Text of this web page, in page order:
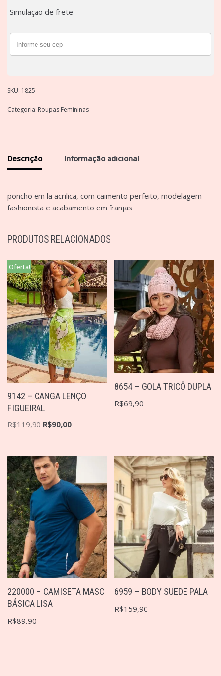
Simulação de frete
SKU: 1825
Categoria: Roupas Femininas
Descrição Informação adicional
poncho em lã acrilica, com caimento perfeito, modelagem
fashionista e acabamento em franjas
PRODUTOS RELACIONADOS
Oferta!
9142 – CANGA LENÇO
FIGUEIRAL
R$119,90 R$90,00
8654 – GOLA TRICÔ DUPLA
R$69,90
220000 – CAMISETA MASC
BÁSICA LISA
R$89,90
6959 – BODY SUEDE PALA
R$159,90